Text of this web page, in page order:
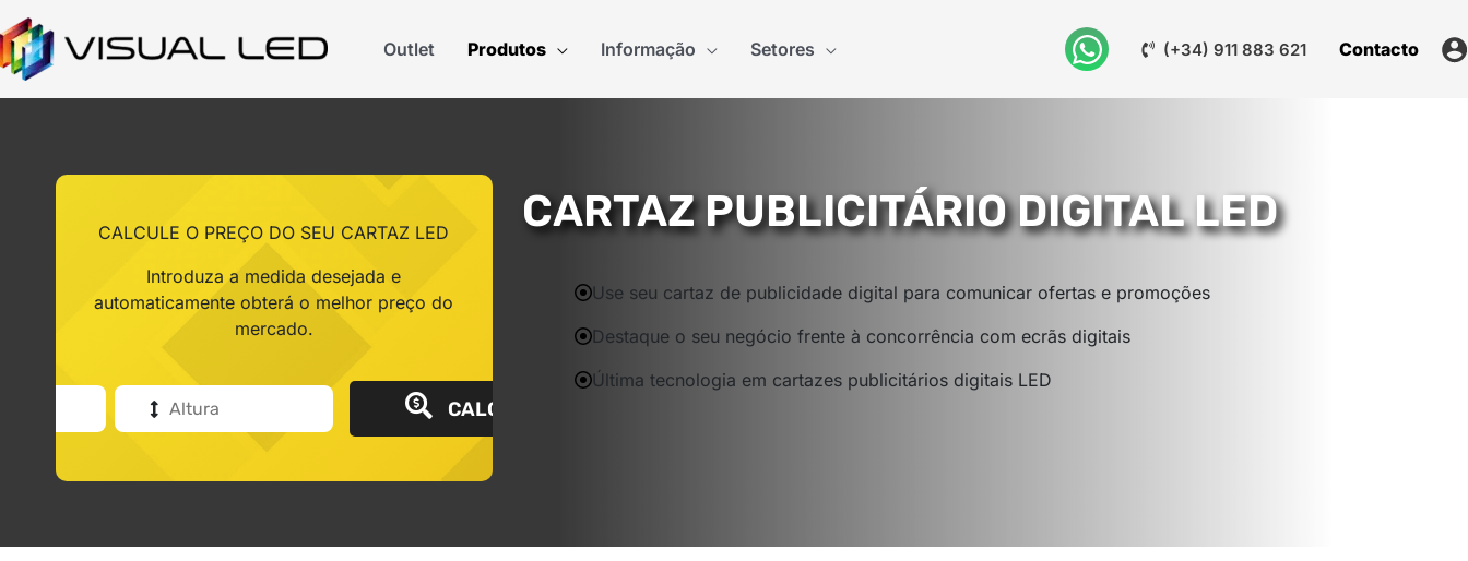
Outlet Produtos Informação Setores (+34) 911 883 621 Contacto
CALCULE O PREÇO DO SEU CARTAZ LED
Introduza a medida desejada e
automaticamente obterá o melhor preço do
mercado.
CALCULA PREÇO
CARTAZ PUBLICITÁRIO DIGITAL LED
Use seu cartaz de publicidade digital para comunicar ofertas e promoções
Destaque o seu negócio frente à concorrência com ecrãs digitais
Última tecnologia em cartazes publicitários digitais LED